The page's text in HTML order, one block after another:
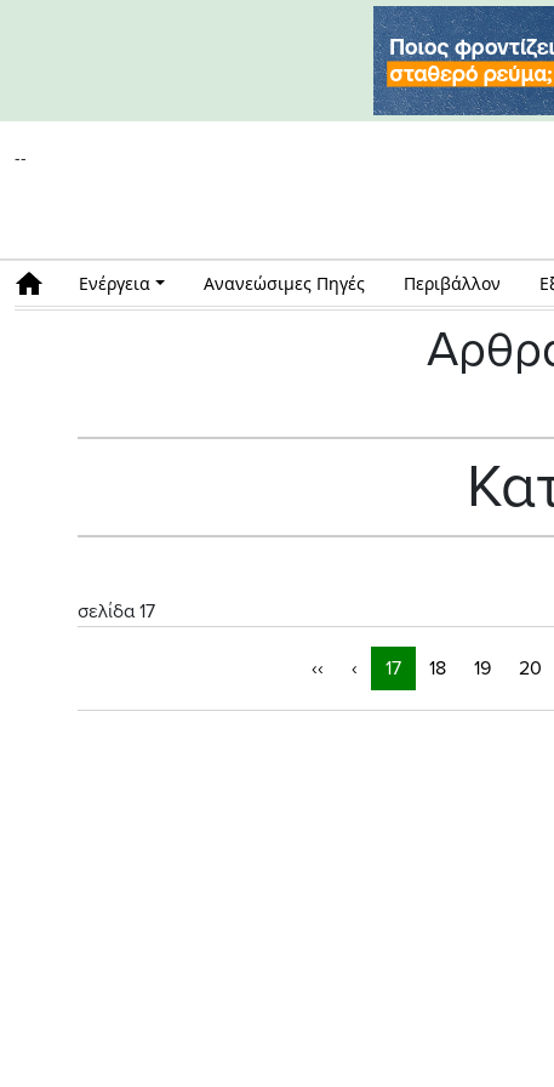
--
Ενέργεια Ανανεώσιμες Πηγές Περιβάλλον
σελίδα 17
‹‹ ‹ 17 18 19 20